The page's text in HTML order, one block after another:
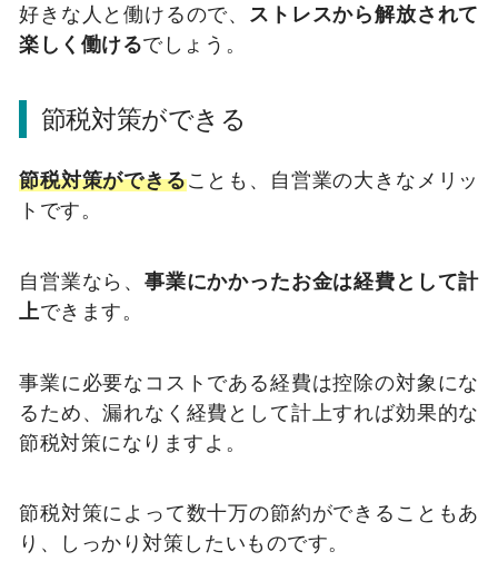
好きな人と働けるので、 ストレスから解放されて
楽しく働けるでしょう。
節税対策ができる
節税対策ができることも、自営業の大きなメリッ
トです。
自営業なら、 事業にかかったお金は経費として計
上できます。
事業に必要なコストである経費は控除の対象にな
るため、漏れなく経費として計上すれば効果的な
節税対策になりますよ。
節税対策によって数十万の節約ができることもあ
り、しっかり対策したいものです。